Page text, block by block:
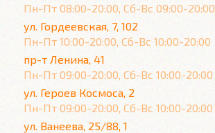
Пн-Пт 08:00-20:00, Сб-Вс 09:00-20:00
ул. Гордеевская, 7, 102
Пн-Пт 10:00-20:00, Сб-Вс 10:00-20:00
пр-т Ленина, 41
Пн-Пт 09:00-20:00, Сб-Вс 10:00-20:00
ул. Героев Космоса, 2
Пн-Пт 09:00-20:00, Сб-Вс 10:00-20:00
ул. Ванеева, 25/88, 1